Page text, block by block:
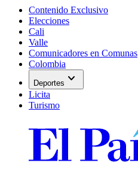
Contenido Exclusivo
Elecciones
Cali
Valle
Comunicadores en Comunas
Colombia
Deportes expand_more
Licita
Turismo